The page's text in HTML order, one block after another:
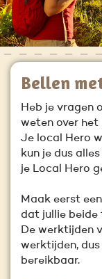
Bellen
Heb je vragen
weten over het
Je local Hero
kun je dus
je Local Hero
Maak eerst
dat jullie beide
De werktijden
werktijden,
bereikbaar.